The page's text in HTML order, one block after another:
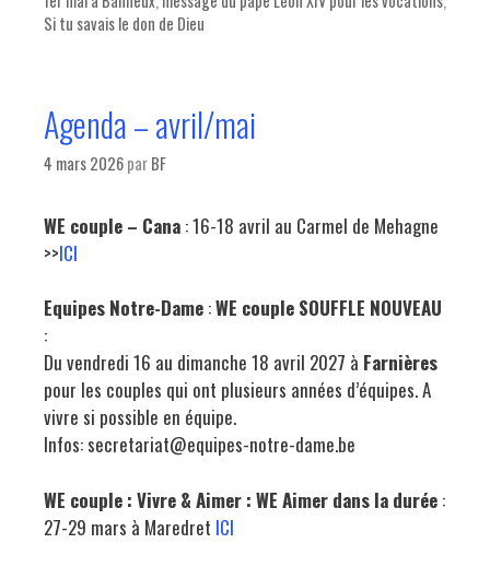
Si tu savais le don de Dieu
Agenda – avril/mai
4 mars 2026parBF
WE couple – Cana : 16-18 avril au Carmel de Mehagne
>>ICI
Equipes Notre-Dame :WE couple SOUFFLE NOUVEAU
:
Du vendredi 16 au dimanche 18 avril 2027 à Farnières
pour les couples qui ont plusieurs années d’équipes. A
vivre si possible en équipe.
Infos: secretariat@equipes-notre-dame.be
WE couple : Vivre & Aimer : WE Aimer dans la durée :
27-29 mars à Maredret ICI